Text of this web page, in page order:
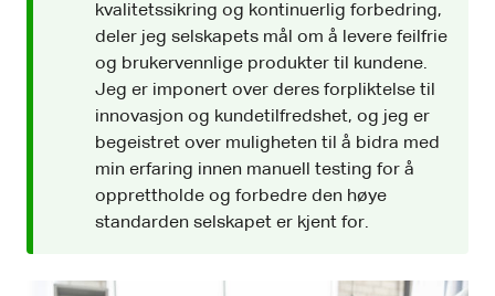
kvalitetssikring og kontinuerlig forbedring,
deler jeg selskapets mål om å levere feilfrie
og brukervennlige produkter til kundene.
Jeg er imponert over deres forpliktelse til
innovasjon og kundetilfredshet, og jeg er
begeistret over muligheten til å bidra med
min erfaring innen manuell testing for å
opprettholde og forbedre den høye
standarden selskapet er kjent for.